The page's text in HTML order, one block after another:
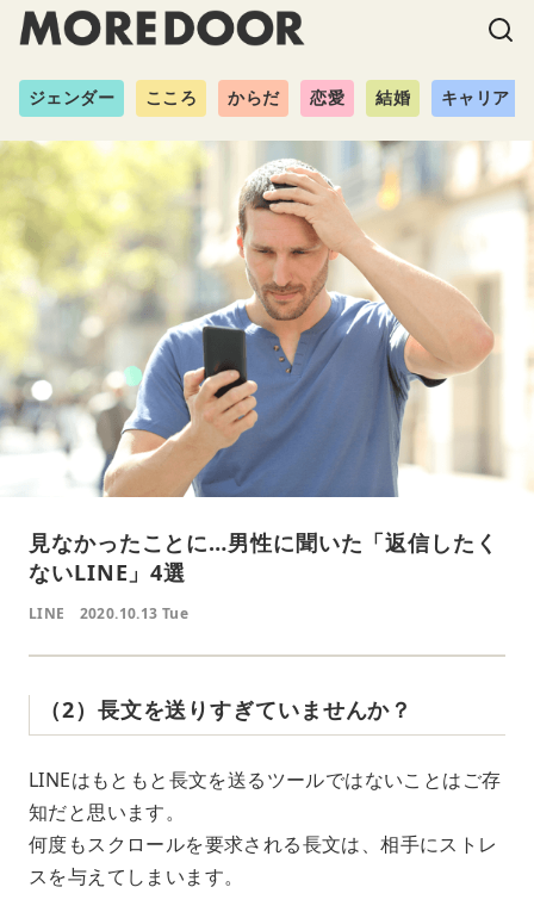
ジェンダー こころ からだ 恋愛 結婚 キャリア
見なかったことに…男性に聞いた「返信したく
ないLINE」4選
LINE 2020.10.13 Tue
（2）長文を送りすぎていませんか？
LINEはもともと長文を送るツールではないことはご存
知だと思います。
何度もスクロールを要求される長文は、相手にストレ
スを与えてしまいます。